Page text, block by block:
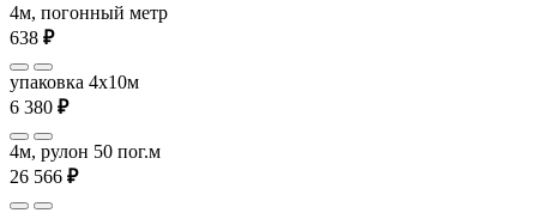
4м, погонный метр
638 ₽
упаковка 4x10м
6 380 ₽
4м, рулон 50 пог.м
26 566 ₽